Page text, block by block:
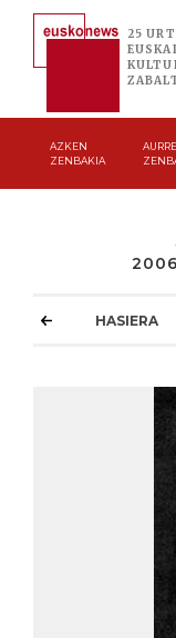
25
AZKEN
ZENBAKIA
HASIERA